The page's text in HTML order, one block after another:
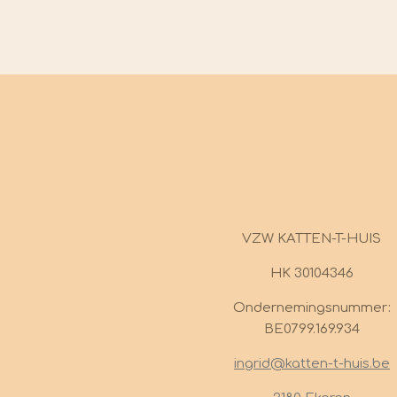
VZW KATTEN-T-HUIS
HK 30104346
Ondernemingsnummer:
BE0799.169.934
ingrid@katten-t-huis.be